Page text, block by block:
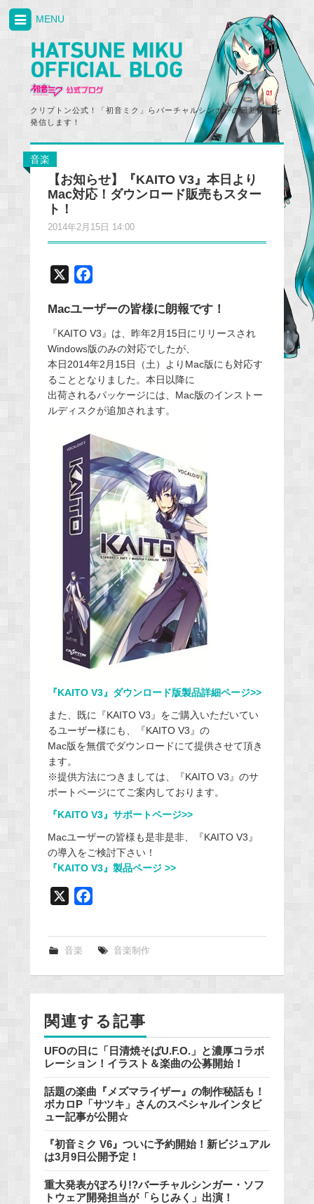
クリプトン公式！「初音ミク」らバーチャルシンガーの最新情報を
発信します！
MENU
音楽
【お知らせ】『KAITO V3』本日より
Mac対応！ダウンロード販売もスター
ト！
2014年2月15日 14:00
c
e
b
o
o
k
Macユーザーの皆様に朗報です！
『KAITO V3』は、昨年2月15日にリリースされ
Windows版のみの対応でしたが、
本日2014年2月15日（土）よりMac版にも対応す
ることとなりました。本日以降に
出荷されるパッケージには、Mac版のインストー
ルディスクが追加されます。
『KAITO V3』ダウンロード版製品詳細ページ>>
また、既に『KAITO V3』をご購入いただいてい
るユーザー様にも、『KAITO V3』の
Mac版を無償でダウンロードにて提供させて頂き
ます。
※提供方法につきましては、『KAITO V3』のサ
ポートページにてご案内しております。
『KAITO V3』サポートページ>>
Macユーザーの皆様も是非是非、『KAITO V3』
の導入をご検討下さい！
『KAITO V3』製品ページ >>
e
k
音楽 音楽制作
関連する記事
UFOの日に「日清焼そばU.F.O.」と濃厚コラボ
レーション！イラスト＆楽曲の公募開始！
話題の楽曲『メズマライザー』の制作秘話も！
ボカロP「サツキ」さんのスペシャルインタビ
ュー記事が公開☆
『初音ミク V6』ついに予約開始！新ビジュアル
は3月9日公開予定！
重大発表がぽろり!?バーチャルシンガー・ソフ
トウェア開発担当が「らじみく」出演！